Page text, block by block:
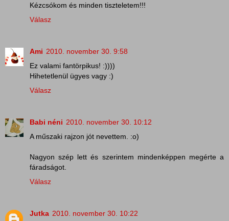
Kézcsókom és minden tiszteletem!!!
Válasz
Ami 2010. november 30. 9:58
Ez valami fantörpikus! :))))
Hihetetlenül ügyes vagy :)
Válasz
Babi néni 2010. november 30. 10:12
A műszaki rajzon jót nevettem. :o)
Nagyon szép lett és szerintem mindenképpen megérte a
fáradságot.
Válasz
Jutka 2010. november 30. 10:22